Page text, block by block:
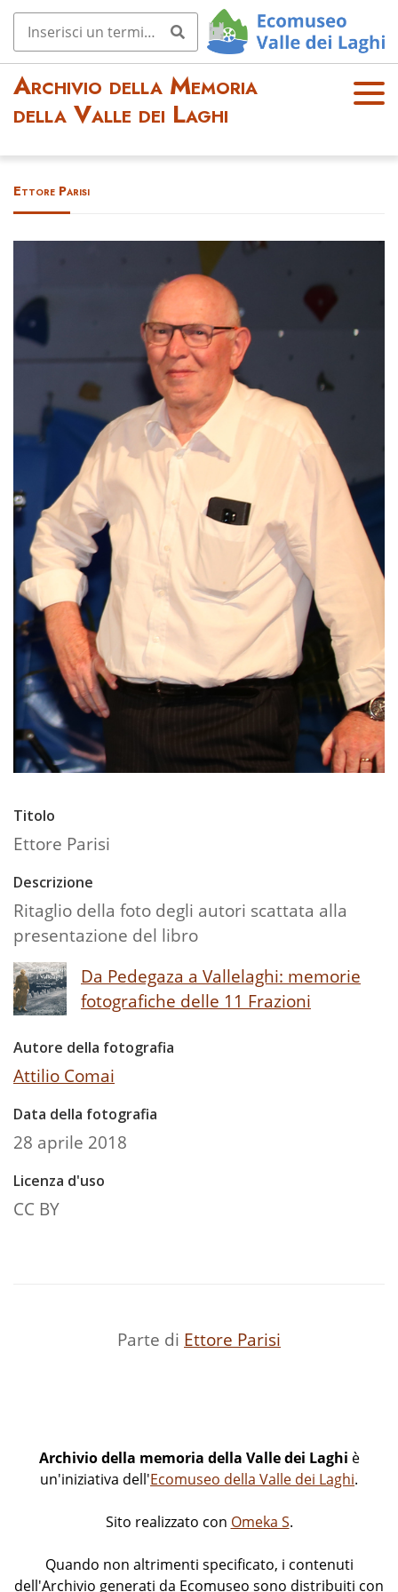
Archivio della Memoria
della Valle dei Laghi
OPE
Ettore Parisi
Titolo
Ettore Parisi
Descrizione
Ritaglio della foto degli autori scattata alla
presentazione del libro
Da Pedegaza a Vallelaghi: memorie
fotografiche delle 11 Frazioni
Autore della fotografia
Attilio Comai
Data della fotografia
28 aprile 2018
Licenza d'uso
CC BY
Parte di Ettore Parisi
Archivio della memoria della Valle dei Laghi è
un'iniziativa dell'Ecomuseo della Valle dei Laghi.
Sito realizzato con Omeka S.
Quando non altrimenti specificato, i contenuti
dell'Archivio generati da Ecomuseo sono distribuiti con